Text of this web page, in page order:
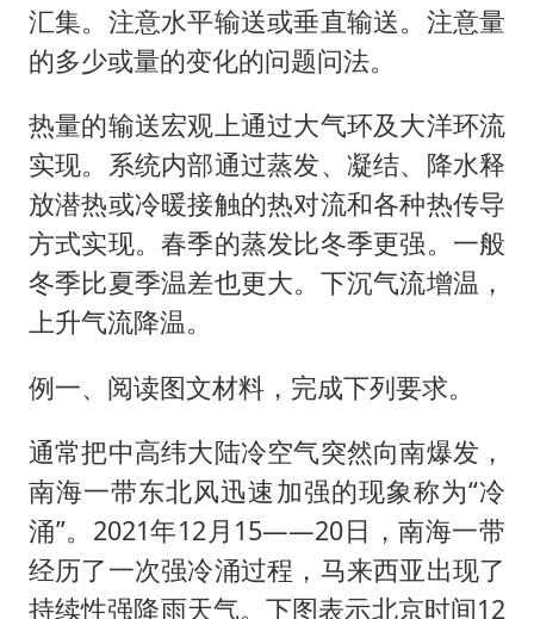
汇集。注意水平输送或垂直输送。注意量
的多少或量的变化的问题问法。
热量的输送宏观上通过大气环及大洋环流
实现。系统内部通过蒸发、凝结、降水释
放潜热或冷暖接触的热对流和各种热传导
方式实现。春季的蒸发比冬季更强。一般
冬季比夏季温差也更大。下沉气流增温，
上升气流降温。
例一、阅读图文材料，完成下列要求。
通常把中高纬大陆冷空气突然向南爆发，
南海一带东北风迅速加强的现象称为“冷
涌”。2021年12月15——20日，南海一带
经历了一次强冷涌过程，马来西亚出现了
持续性强降雨天气。下图表示北京时间12